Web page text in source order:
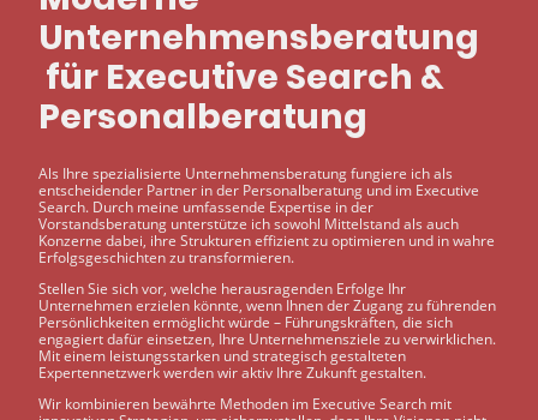
Unternehmensberatung
für Executive Search &
Personalberatung
Als Ihre spezialisierte Unternehmensberatung fungiere ich als
entscheidender Partner in der Personalberatung und im Executive
Search. Durch meine umfassende Expertise in der
Vorstandsberatung unterstütze ich sowohl Mittelstand als auch
Konzerne dabei, ihre Strukturen effizient zu optimieren und in wahre
Erfolgsgeschichten zu transformieren.
Stellen Sie sich vor, welche herausragenden Erfolge Ihr
Unternehmen erzielen könnte, wenn Ihnen der Zugang zu führenden
Persönlichkeiten ermöglicht würde – Führungskräften, die sich
engagiert dafür einsetzen, Ihre Unternehmensziele zu verwirklichen.
Mit einem leistungsstarken und strategisch gestalteten
Expertennetzwerk werden wir aktiv Ihre Zukunft gestalten.
Wir kombinieren bewährte Methoden im Executive Search mit